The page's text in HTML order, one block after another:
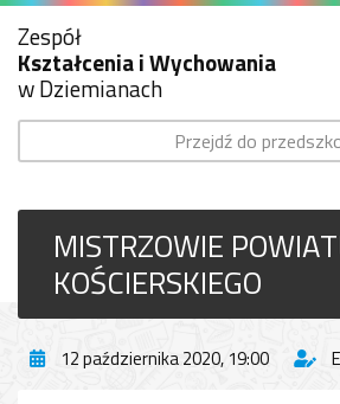
Zespół
Kształcenia i Wychowania
w Dziemianach
Przejdź do
MISTRZOWIE
KOŚCIERSKIEGO
12 października 2020, 19:00